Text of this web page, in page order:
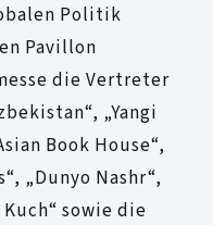
Politik
Pavillon
die Vertreter
„Yangi
Book House“,
„Dunyo Nashr“,
Kuch“ sowie die